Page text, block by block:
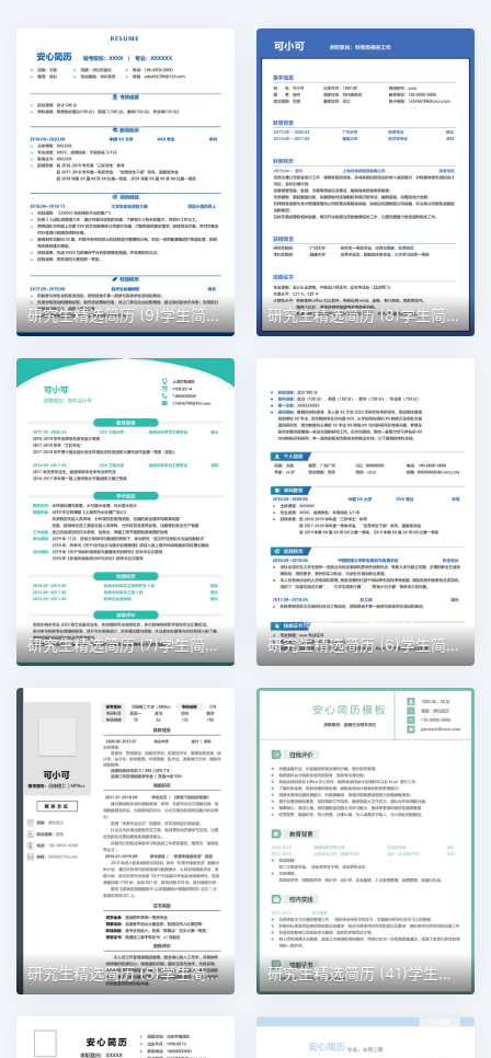
研究生精选简历 (9)学生简历word模板 研究生精选简历 (8)学生简历word模板
研究生精选简历 (7)学生简历word模板 研究生精选简历 (6)学生简历word模板
研究生精选简历 (5)学生简历word模板 研究生精选简历 (41)学生简历word模板